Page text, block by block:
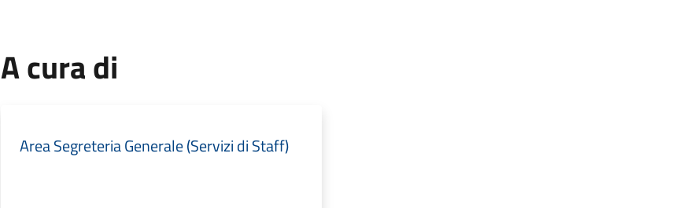
A cura di
Area Segreteria Generale (Servizi di Staff)